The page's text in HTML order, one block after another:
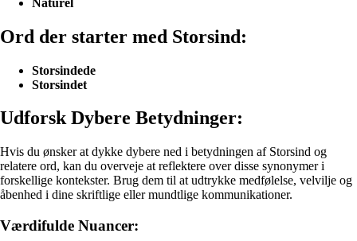
Ord der starter med Storsind:
Storsindede
Storsindet
Udforsk Dybere Betydninger:
Hvis du ønsker at dykke dybere ned i betydningen af Storsind og
relatere ord, kan du overveje at reflektere over disse synonymer i
forskellige kontekster. Brug dem til at udtrykke medfølelse, velvilje og
åbenhed i dine skriftlige eller mundtlige kommunikationer.
Værdifulde Nuancer: